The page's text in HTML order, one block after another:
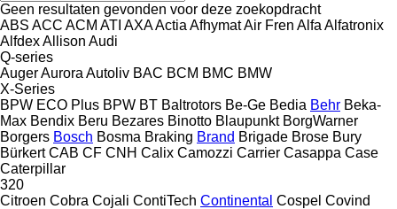
Geen resultaten gevonden voor deze zoekopdracht
ABS ACC ACM ATI AXAActia AfhymatAir Fren Alfa Alfatronix
AlfdexAllison Audi
Q-series
AugerAurora Autoliv BAC BCM BMC BMW
X-Series
BPW ECO Plus BPW BT Baltrotors Be-Ge Bedia Behr Beka-
Max Bendix Beru Bezares Binotto Blaupunkt BorgWarner
Borgers Bosch Bosma Braking Brand Brigade Brose Bury
Bürkert CAB CF CNH Calix Camozzi Carrier Casappa Case
Caterpillar
320
Citroen Cobra Cojali ContiTech Continental Cospel Covind